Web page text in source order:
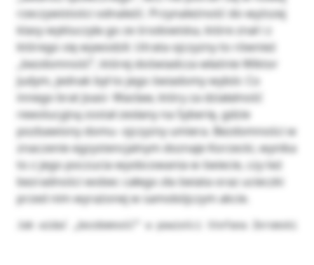
rzeczywistości odnaleźć. Przynależność do wyższej
klasy wykluczyła go ze środowiska, które znał i z
którego się wywodził. Utrata ojczyzny to również
„bezdomność”, której doświadcza właśnie Wiktor
Judym, jednak był to jego świadomy wybór. Co
innego brat Joasi- Wacław, który za działalność
rewolucyjną został zesłany na Syberię, gdzie
pozbawiony domu- ojczyzny umiera. Bezdomności w
znaczenie egzystencjalnym doznaje Korzecki, wynika
to z jego poczucia wyobcowania w świecie, czy też
bezradności wobec całego zła świata oraz ucieczki
przed nim wyrażonej w samobójczym akcie.